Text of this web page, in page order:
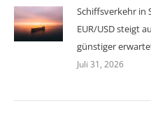
Schiffsverkehr in
EUR/USD steigt
günstiger
Juli 31, 2026